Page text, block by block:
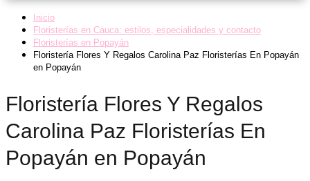
Inicio
Floristerías en Cauca: estilos, especialidades y contacto
Floristerías en Popayán
Floristería Flores Y Regalos Carolina Paz Floristerías En Popayán
en Popayán
Floristería Flores Y Regalos
Carolina Paz Floristerías En
Popayán en Popayán